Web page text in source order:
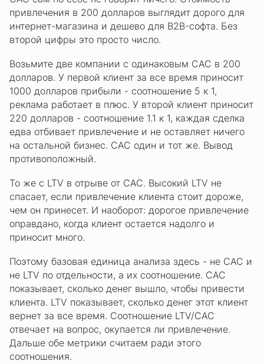
привлечения в 200 долларов выглядит дорого для
интернет-магазина и дешево для B2B-софта. Без
второй цифры это просто число.
Возьмите две компании с одинаковым CAC в 200
долларов. У первой клиент за все время приносит
1000 долларов прибыли - соотношение 5 к 1,
реклама работает в плюс. У второй клиент приносит
220 долларов - соотношение 1.1 к 1, каждая сделка
едва отбивает привлечение и не оставляет ничего
на остальной бизнес. CAC один и тот же. Вывод
противоположный.
То же с LTV в отрыве от CAC. Высокий LTV не
спасает, если привлечение клиента стоит дороже,
чем он принесет. И наоборот: дорогое привлечение
оправдано, когда клиент остается надолго и
приносит много.
Поэтому базовая единица анализа здесь - не CAC и
не LTV по отдельности, а их соотношение. CAC
показывает, сколько денег вышло, чтобы привести
клиента. LTV показывает, сколько денег этот клиент
вернет за все время. Соотношение LTV/CAC
отвечает на вопрос, окупается ли привлечение.
Дальше обе метрики считаем ради этого
соотношения.